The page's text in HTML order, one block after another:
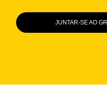
JUNTAR-SE AO